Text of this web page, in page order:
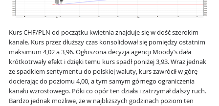
Kurs CHF/PLN od początku kwietnia znajduje się w dość szerokim
kanale. Kurs przez dłuższy czas konsolidował się pomiędzy ostatnim
maksimum 4,02 a 3,96. Ogłoszona decyzja agencji Moody’s dała
krótkotrwały efekt i dzięki temu kurs spadł poniżej 3,93. Wraz jednak
ze spadkiem sentymentu do polskiej waluty, kurs zawrócił w górę
docierając do poziomu 4,00, a tym samym górnego ograniczenia
kanału wzrostowego. Póki co opór ten działa i zatrzymał dalszy ruch.
Bardzo jednak możliwe, że w najbliższych godzinach poziom ten